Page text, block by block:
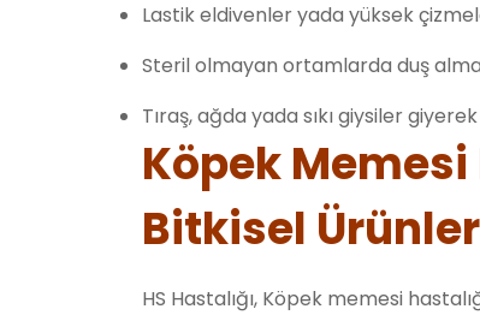
Lastik eldivenler yada yüksek
Steril olmayan ortamlarda duş
Tıraş, ağda yada sıkı giysiler
Köpek Memesi
Bitkisel Ürünler
HS Hastalığı, Köpek memesi